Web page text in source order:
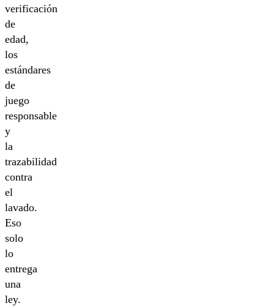
verificación
de
edad,
los
estándares
de
juego
responsable
y
la
trazabilidad
contra
el
lavado.
Eso
solo
lo
entrega
una
ley.